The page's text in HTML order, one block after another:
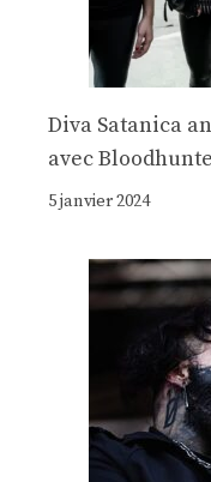
Diva Satanica
avec
5 janvier 2024